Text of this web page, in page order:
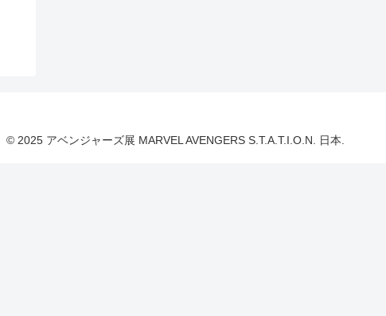
© 2025 アベンジャーズ展 MARVEL AVENGERS S.T.A.T.I.O.N. 日本.